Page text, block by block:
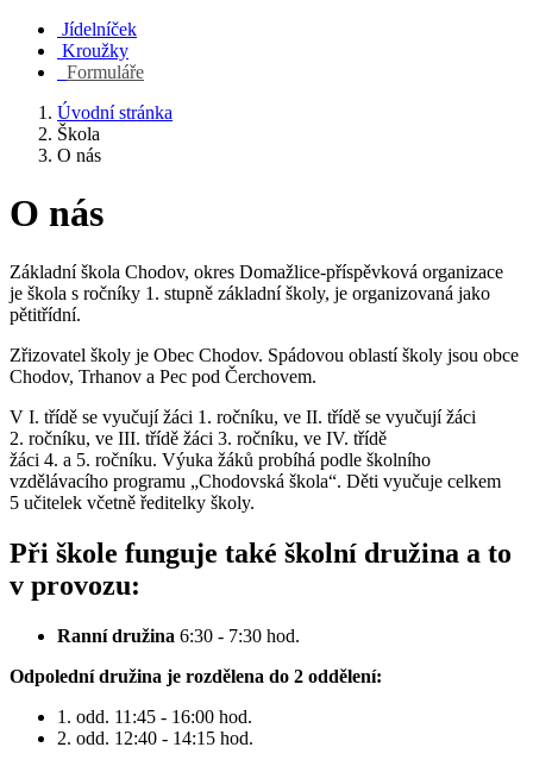
Jídelníček
Kroužky
Formuláře
Úvodní stránka
Škola
O nás
O nás
Základní škola Chodov, okres Domažlice-příspěvková organizace
je škola s ročníky 1. stupně základní školy, je organizovaná jako
pětitřídní.
Zřizovatel školy je Obec Chodov. Spádovou oblastí školy jsou obce
Chodov, Trhanov a Pec pod Čerchovem.
V I. třídě se vyučují žáci 1. ročníku, ve II. třídě se vyučují žáci
2. ročníku, ve III. třídě žáci 3. ročníku, ve IV. třídě
žáci 4. a 5. ročníku. Výuka žáků probíhá podle školního
vzdělávacího programu „Chodovská škola“. Děti vyučuje celkem
5 učitelek včetně ředitelky školy.
Při škole funguje také školní družina a to
v provozu:
Ranní družina 6:30 - 7:30 hod.
Odpolední družina je rozdělena do 2 oddělení:
1. odd. 11:45 - 16:00 hod.
2. odd. 12:40 - 14:15 hod.